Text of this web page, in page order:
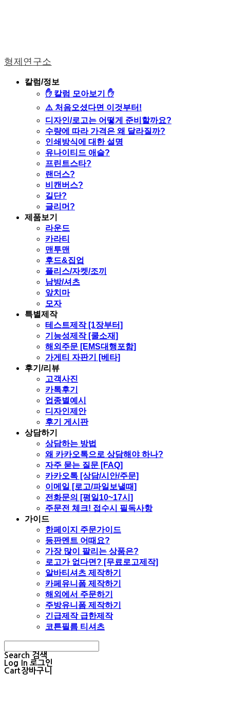
형제연구소
칼럼/정보
✋ 칼럼 모아보기 ✋
⚠️ 처음오셨다면 이것부터!
디자인/로고는 어떻게 준비할까요?
수량에 따라 가격은 왜 달라질까?
인쇄방식에 대한 설명
유나이티드 애슬?
프린트스타?
랜더스?
비캔버스?
길단?
글리머?
제품보기
라운드
카라티
맨투맨
후드&집업
플리스/자켓/조끼
남방/셔츠
앞치마
모자
특별제작
테스트제작 [1장부터]
기능성제작 [쿨소재]
해외주문 [EMS대행포함]
가게티 자판기 [베타]
후기/리뷰
고객사진
카톡후기
업종별예시
디자인제안
후기 게시판
상담하기
상담하는 방법
왜 카카오톡으로 상담해야 하나?
자주 묻는 질문 [FAQ]
카카오톡 [상담/시안/주문]
이메일 [로고/파일보낼때]
전화문의 [평일10~17시]
주문전 체크! 접수시 필독사항
가이드
한페이지 주문가이드
등판멘트 어때요?
가장 많이 팔리는 상품은?
로고가 없다면? [무료로고제작]
알바티셔츠 제작하기
카페유니폼 제작하기
해외에서 주문하기
주방유니폼 제작하기
긴급제작 급한제작
코튼필름 티셔츠
Search 검색
Log In 로그인
Cart장바구니